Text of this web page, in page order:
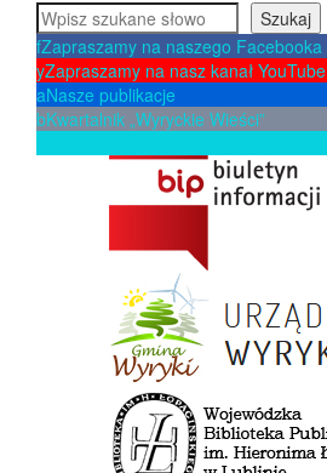
Szukaj
Szukaj
fZapraszamy na naszego Facebooka
yZapraszamy na nasz kanał YouTube
aNasze publikacje
bKwartalnik „Wyryckie Wieści”